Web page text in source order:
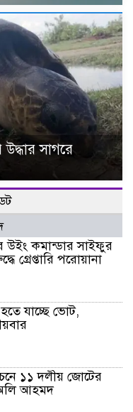
সাগরে
উইং কমান্ডার সাইফুর
গ্রেপ্তারি পরোয়ানা
হতে যাচ্ছে ভোট,
১১ দলীয় জোটের
অলি আহমদ